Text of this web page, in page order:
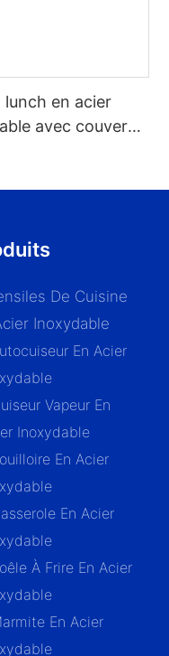
lunch en acier
avec couvercle
De Cuisine
Inoxydable
En Acier
Vapeur En
Inoxydable
En Acier
En Acier
À Frire En Acier
En Acier